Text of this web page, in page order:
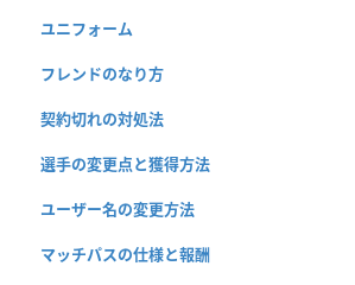
ユニフォーム
フレンドのなり方
契約切れの対処法
選手の変更点と獲得方法
ユーザー名の変更方法
マッチパスの仕様と報酬